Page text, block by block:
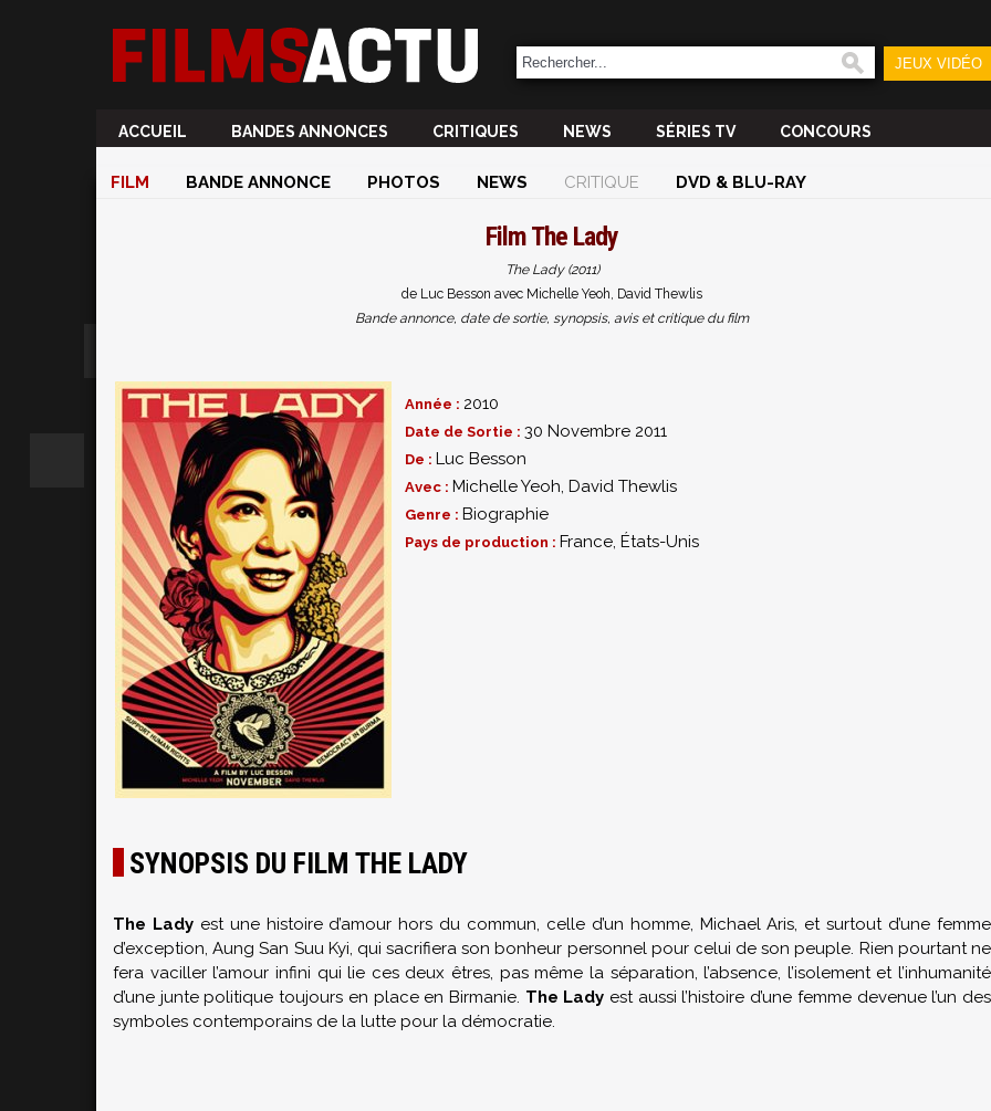
JEUX VIDÉO
ACCUEIL BANDES ANNONCES CRITIQUES NEWS SÉRIES TV CONCOURS
FILM BANDE ANNONCE PHOTOS NEWS CRITIQUE DVD & BLU-RAY
FilmThe Lady
The Lady (2011)
de Luc Besson avec Michelle Yeoh, David Thewlis
Bande annonce, date de sortie, synopsis, avis et critique du film
Année : 2010
Date de Sortie : 30 Novembre 2011
De : Luc Besson
Avec : Michelle Yeoh, David Thewlis
Genre : Biographie
Pays de production : France, États-Unis
SYNOPSIS DU FILM THE LADY
The Lady est une histoire d’amour hors du commun, celle d’un homme, Michael Aris, et surtout d’une femme
d’exception, Aung San Suu Kyi, qui sacrifiera son bonheur personnel pour celui de son peuple. Rien pourtant ne
fera vaciller l’amour infini qui lie ces deux êtres, pas même la séparation, l’absence, l’isolement et l’inhumanité
d’une junte politique toujours en place en Birmanie. The Lady est aussi l’histoire d’une femme devenue l’un des
symboles contemporains de la lutte pour la démocratie.